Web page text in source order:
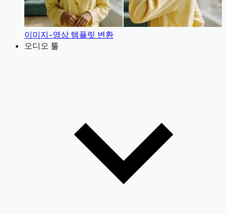
이미지-영상 템플릿 변환
오디오 툴